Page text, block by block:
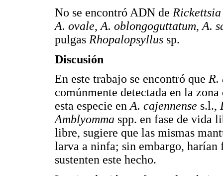
No se encontró ADN de Rickettsia
A. ovale, A. oblongoguttatum, A.
pulgas Rhopalopsyllus sp.
Discusión
En este trabajo se encontró que R.
comúnmente detectada en la
esta especie enA. cajennense s.l.,
Amblyomma spp. en fase de vida
libre, sugiere que las mismas
larva a ninfa; sin embargo, harían
sustenten este hecho.